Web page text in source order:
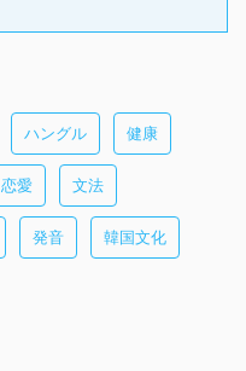
ハングル 健康
恋愛 文法
発音 韓国文化